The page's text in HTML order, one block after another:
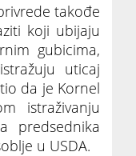
takođe
koji ubijaju
gubicima,
uticaj
da je Kornel
istraživanju
predsednika
u USDA.